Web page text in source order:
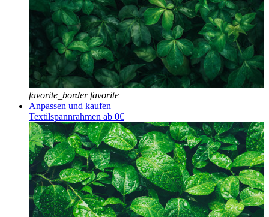
favorite_border favorite
Anpassen und kaufen
Textilspannrahmen ab 0€